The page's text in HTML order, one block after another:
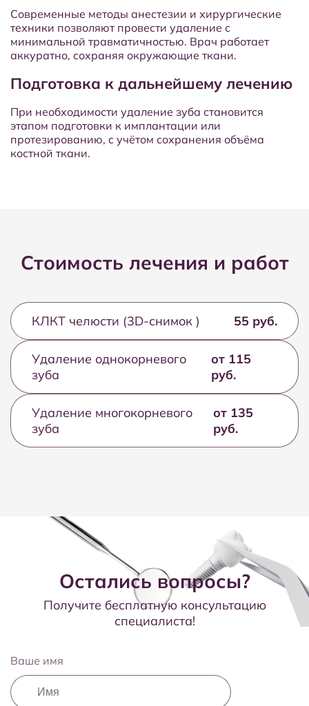
Современные методы анестезии и хирургические
техники позволяют провести удаление с
минимальной травматичностью. Врач работает
аккуратно, сохраняя окружающие ткани.
Подготовка к дальнейшему лечению
При необходимости удаление зуба становится
этапом подготовки к имплантации или
протезированию, с учётом сохранения объёма
костной ткани.
Стоимость лечения и работ
КЛКТ челюсти (3D-снимок ) 55 руб.
Удаление однокорневого
зуба
от 115
руб.
Удаление многокорневого
зуба
от 135
руб.
Остались вопросы?
Получите бесплатную консультацию
специалиста!
Ваше имя